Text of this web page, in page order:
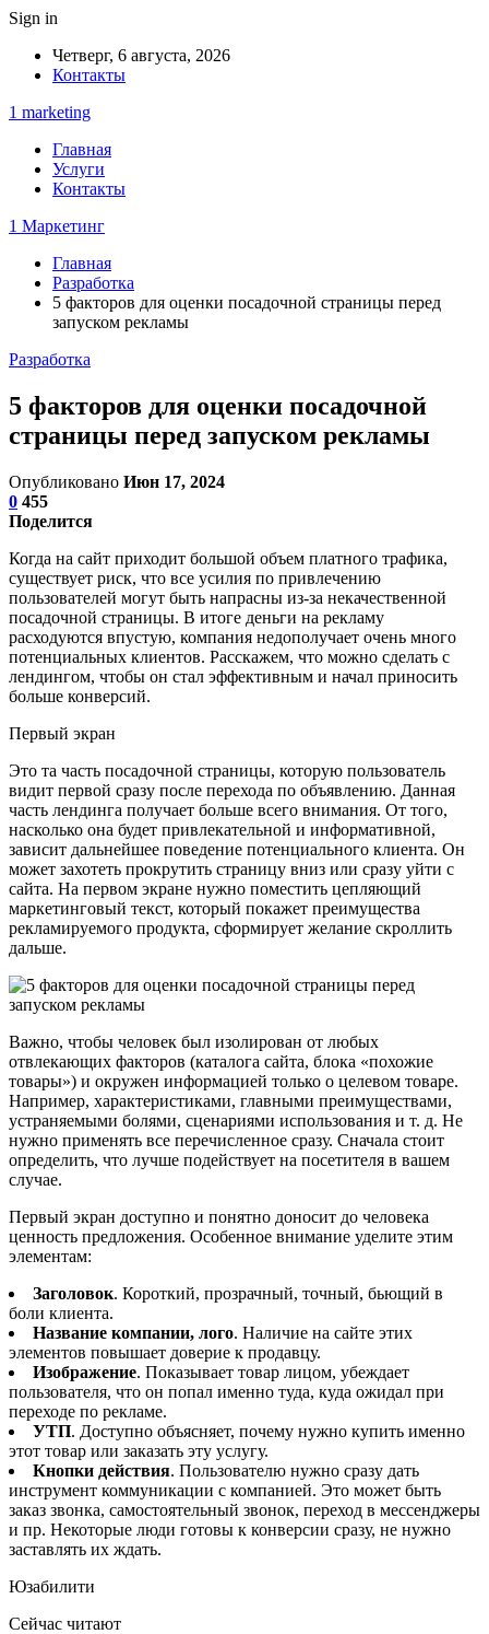
Sign in
Четверг, 6 августа, 2026
Контакты
1 marketing
Главная
Услуги
Контакты
1 Маркетинг
Главная
Разработка
5 факторов для оценки посадочной страницы перед
запуском рекламы
Разработка
5 факторов для оценки посадочной
страницы перед запуском рекламы
Опубликовано Июн 17, 2024
0 455
Поделится
Когда на сайт приходит большой объем платного трафика,
существует риск, что все усилия по привлечению
пользователей могут быть напрасны из-за некачественной
посадочной страницы. В итоге деньги на рекламу
расходуются впустую, компания недополучает очень много
потенциальных клиентов. Расскажем, что можно сделать с
лендингом, чтобы он стал эффективным и начал приносить
больше конверсий.
Первый экран
Это та часть посадочной страницы, которую пользователь
видит первой сразу после перехода по объявлению. Данная
часть лендинга получает больше всего внимания. От того,
насколько она будет привлекательной и информативной,
зависит дальнейшее поведение потенциального клиента. Он
может захотеть прокрутить страницу вниз или сразу уйти с
сайта. На первом экране нужно поместить цепляющий
маркетинговый текст, который покажет преимущества
рекламируемого продукта, сформирует желание скроллить
дальше.
Важно, чтобы человек был изолирован от любых
отвлекающих факторов (каталога сайта, блока «похожие
товары») и окружен информацией только о целевом товаре.
Например, характеристиками, главными преимуществами,
устраняемыми болями, сценариями использования и т. д. Не
нужно применять все перечисленное сразу. Сначала стоит
определить, что лучше подействует на посетителя в вашем
случае.
Первый экран доступно и понятно доносит до человека
ценность предложения. Особенное внимание уделите этим
элементам:
Заголовок. Короткий, прозрачный, точный, бьющий в
боли клиента.
Название компании, лого. Наличие на сайте этих
элементов повышает доверие к продавцу.
Изображение. Показывает товар лицом, убеждает
пользователя, что он попал именно туда, куда ожидал при
переходе по рекламе.
УТП. Доступно объясняет, почему нужно купить именно
этот товар или заказать эту услугу.
Кнопки действия. Пользователю нужно сразу дать
инструмент коммуникации с компанией. Это может быть
заказ звонка, самостоятельный звонок, переход в мессенджеры
и пр. Некоторые люди готовы к конверсии сразу, не нужно
заставлять их ждать.
Юзабилити
Сейчас читают